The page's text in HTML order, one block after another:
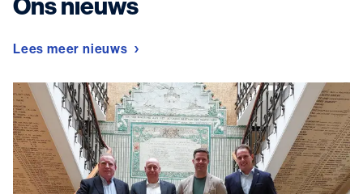
Ons nieuws
Lees meer nieuws